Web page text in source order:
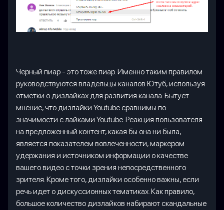
Черный пиар - это тоже пиар. Именно таким правилом
руководствуются владельцы каналов Ютуб, используя
отметки о дизлайках для развития канала. Бытует
мнение, что дизлайки Youtube сравнимы по
значимости с лайками Youtube. Реакция пользователя
на предложенный контент, какая бы она ни была,
является показателем вовлеченности, маркером
удержания и источником информации о качестве
вашего видео с точки зрения непосредственного
зрителя. Кроме того, дизлайки особенно важны, если
речь идет о дискуссионных тематиках. Как правило,
большое количество дизлайков набирают скандальные